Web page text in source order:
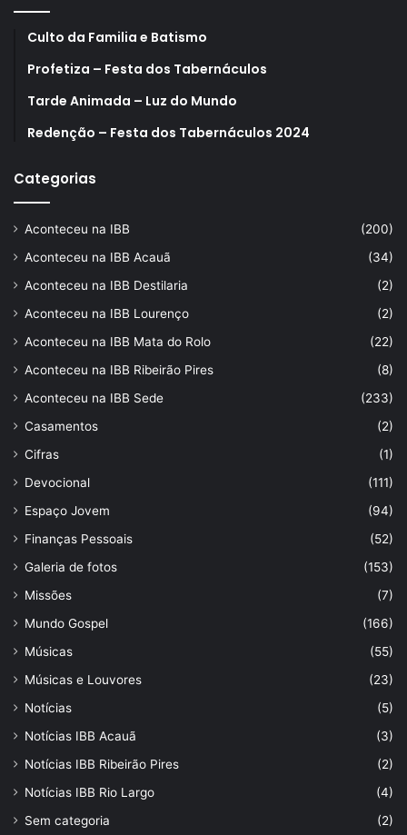
Culto da Familia e Batismo
Profetiza – Festa dos Tabernáculos
Tarde Animada – Luz do Mundo
Redenção – Festa dos Tabernáculos 2024
Categorias
Aconteceu na IBB
(200)
Aconteceu na IBB Acauã
(34)
Aconteceu na IBB Destilaria
(2)
Aconteceu na IBB Lourenço
(2)
Aconteceu na IBB Mata do Rolo
(22)
Aconteceu na IBB Ribeirão Pires
(8)
Aconteceu na IBB Sede
(233)
Casamentos
(2)
Cifras
(1)
Devocional
(111)
Espaço Jovem
(94)
Finanças Pessoais
(52)
Galeria de fotos
(153)
Missões
(7)
Mundo Gospel
(166)
Músicas
(55)
Músicas e Louvores
(23)
Notícias
(5)
Notícias IBB Acauã
(3)
Notícias IBB Ribeirão Pires
(2)
Notícias IBB Rio Largo
(4)
Sem categoria
(2)